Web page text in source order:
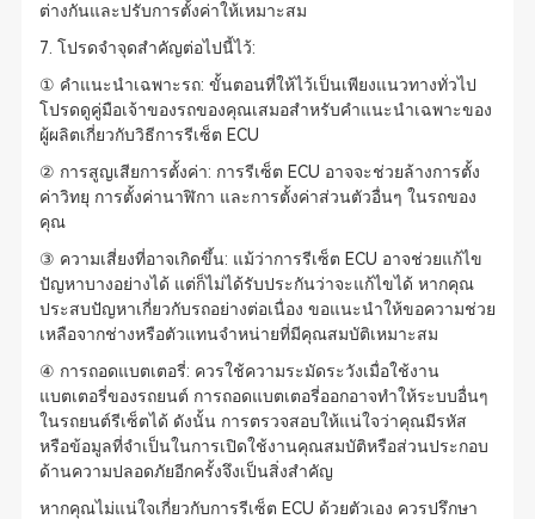
ต่างกันและปรับการตั้งค่าให้เหมาะสม
7. โปรดจำจุดสำคัญต่อไปนี้ไว้:
① คำแนะนำเฉพาะรถ: ขั้นตอนที่ให้ไว้เป็นเพียงแนวทางทั่วไป
โปรดดูคู่มือเจ้าของรถของคุณเสมอสำหรับคำแนะนำเฉพาะของ
ผู้ผลิตเกี่ยวกับวิธีการรีเซ็ต ECU
② การสูญเสียการตั้งค่า: การรีเซ็ต ECU อาจจะช่วยล้างการตั้ง
ค่าวิทยุ การตั้งค่านาฬิกา และการตั้งค่าส่วนตัวอื่นๆ ในรถของ
คุณ
③ ความเสี่ยงที่อาจเกิดขึ้น: แม้ว่าการรีเซ็ต ECU อาจช่วยแก้ไข
ปัญหาบางอย่างได้ แต่ก็ไม่ได้รับประกันว่าจะแก้ไขได้ หากคุณ
ประสบปัญหาเกี่ยวกับรถอย่างต่อเนื่อง ขอแนะนำให้ขอความช่วย
เหลือจากช่างหรือตัวแทนจำหน่ายที่มีคุณสมบัติเหมาะสม
④ การถอดแบตเตอรี่: ควรใช้ความระมัดระวังเมื่อใช้งาน
แบตเตอรี่ของรถยนต์ การถอดแบตเตอรี่ออกอาจทำให้ระบบอื่นๆ
ในรถยนต์รีเซ็ตได้ ดังนั้น การตรวจสอบให้แน่ใจว่าคุณมีรหัส
หรือข้อมูลที่จำเป็นในการเปิดใช้งานคุณสมบัติหรือส่วนประกอบ
ด้านความปลอดภัยอีกครั้งจึงเป็นสิ่งสำคัญ
หากคุณไม่แน่ใจเกี่ยวกับการรีเซ็ต ECU ด้วยตัวเอง ควรปรึกษา